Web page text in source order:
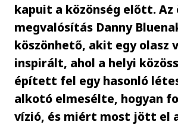
kapuit a közönség előtt. Az
megvalósítás Danny
köszönhető, akit egy olasz
inspirált, ahol a helyi
épített fel egy hasonló
alkotó elmesélte, hogyan
vízió, és miért most jött el